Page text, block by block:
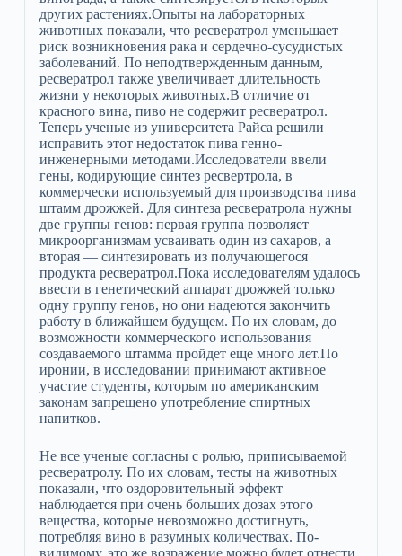
других растениях.Опыты на лабораторных
животных показали, что ресвератрол уменьшает
риск возникновения рака и сердечно-сусудистых
заболеваний. По неподтвержденным данным,
ресвератрол также увеличивает длительность
жизни у некоторых животных.В отличие от
красного вина, пиво не содержит ресвератрол.
Теперь ученые из университета Райса решили
исправить этот недостаток пива генно-
инженерными методами.Исследователи ввели
гены, кодирующие синтез ресвертрола, в
коммерчески используемый для производства пива
штамм дрожжей. Для синтеза ресвератрола нужны
две группы генов: первая группа позволяет
микроорганизмам усваивать один из сахаров, а
вторая — синтезировать из получающегося
продукта ресвератрол.Пока исследователям удалось
ввести в генетический аппарат дрожжей только
одну группу генов, но они надеются закончить
работу в ближайшем будущем. По их словам, до
возможности коммерческого использования
создаваемого штамма пройдет еще много лет.По
иронии, в исследовании принимают активное
участие студенты, которым по американским
законам запрещено употребление спиртных
напитков.
Не все ученые согласны с ролью, приписываемой
ресвератролу. По их словам, тесты на животных
показали, что оздоровительный эффект
наблюдается при очень больших дозах этого
вещества, которые невозможно достигнуть,
потребляя вино в разумных количествах. По-
видимому, это же возражение можно будет отнести